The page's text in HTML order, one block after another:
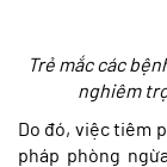
Trẻ mắc các
nghiêm
Do đó, việc tiêm
pháp phòng